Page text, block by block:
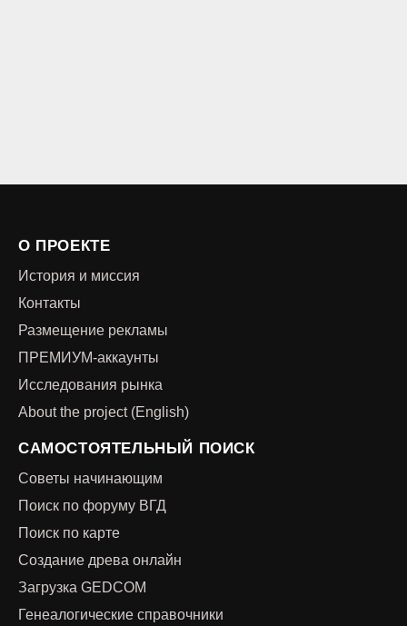
О ПРОЕКТЕ
История и миссия
Контакты
Размещение рекламы
ПРЕМИУМ-аккаунты
Исследования рынка
About the project (English)
САМОСТОЯТЕЛЬНЫЙ ПОИСК
Советы начинающим
Поиск по форуму ВГД
Поиск по карте
Создание древа онлайн
Загрузка GEDCOM
Генеалогические справочники